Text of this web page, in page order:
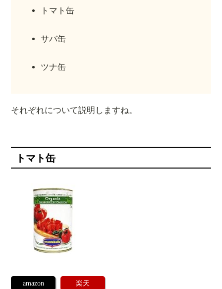
トマト缶
サバ缶
ツナ缶
それぞれについて説明しますね。
トマト缶
amazon 楽天